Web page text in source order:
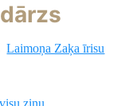
Laimoņa Zaķa īrisu
ziņu